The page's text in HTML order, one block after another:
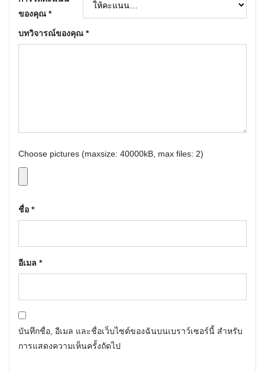
ของคุณ *
บทวิจารณ์ของคุณ *
Choose pictures (maxsize: 40000kB, max files: 2)
ชื่อ *
อีเมล *
บันทึกชื่อ, อีเมล และชื่อเว็บไซต์ของฉันบนเบราว์เซอร์นี้ สำหรับ
การแสดงความเห็นครั้งถัดไป